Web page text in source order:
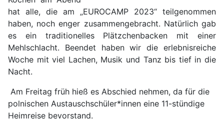
hat alle, die am „EUROCAMP 2023“ teilgenommen
haben, noch enger zusammengebracht. Natürlich gab
es ein traditionelles Plätzchenbacken mit einer
Mehlschlacht. Beendet haben wir die erlebnisreiche
Woche mit viel Lachen, Musik und Tanz bis tief in die
Nacht.
Am Freitag früh hieß es Abschied nehmen, da für die
polnischen Austauschschüler*innen eine 11-stündige
Heimreise bevorstand.